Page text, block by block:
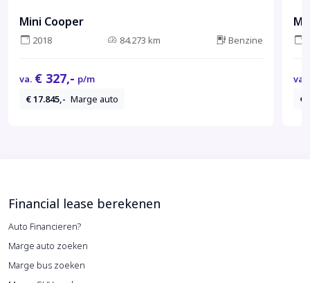
Mini Cooper
2018 84.273 km Benzine
va. € 327,- p/m
€ 17.845,- Marge auto
va.
€
Financial lease berekenen
Auto Financieren?
Marge auto zoeken
Marge bus zoeken